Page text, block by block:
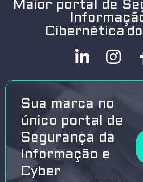
Maior portal de
Cibernética do
Sua marca no
único portal de
Segurança da
Informação e
Cyber